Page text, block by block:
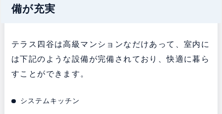
備が充実
テラス四谷は高級マンションなだけあって、室内に
は下記のような設備が完備されており、快適に暮ら
すことができます。
システムキッチン